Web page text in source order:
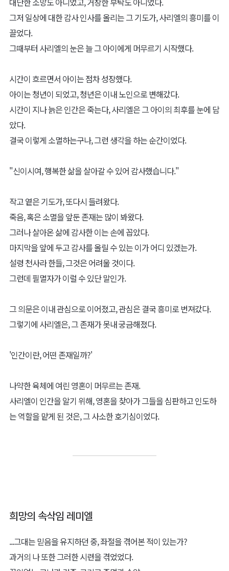
베풀겠나이다.
당신의 빛이 세상 모든 이들을 비추듯 말입니다."
영혼의 안내자 사리엘
사리엘이 인간에게 흥미를 갖게 된 건, 아주 사소한 계기였다.
작고 옅은 기도, 마치 저녁노을의 꺼져가는 햇빛이 나뭇잎 사이로 새
어 나오는 듯한 그 기도는 우연히도 사리엘의 귀에 흘러들어왔다.
평소 천상 외의 일, 특히 지상에서의 일에 관심이 없었던 그녀였지만,
작디작은 기도 소리에 눈길을 주었다.
기도를 올리는 이는, 아주 작은 꼬마였다.
인간의 나이를 제대로 가늠하기 어려운 사리엘이 보기에도, 그 아이
가 태어난 지 고작 4~5해밖에 되지 않았음을 알 수 있었다.
허름한 옷을 입고 있는 그 아이는 아기자기한 두 손을 모아 기도를 올
리고 있었다.
"신 님, 오늘도 즐거운 하루를 보낼 수 있게 해주셔서 감사해요!"
그뿐이었다.
대단한 소망도 아니었고, 거창한 부탁도 아니었다.
그저 일상에 대한 감사 인사를 올리는 그 기도가, 사리엘의 흥미를 이
끌었다.
그때부터 사리엘의 눈은 늘 그 아이에게 머무르기 시작했다.
아이는 청년이 되었고, 청년은 이내 노인으로 변해갔다.
작고 옅은 기도가, 또다시 들려왔다.